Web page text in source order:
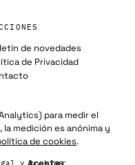
de novedades
de Privacidad
y cookies
para medir el
medición es anónima y
de cookies.